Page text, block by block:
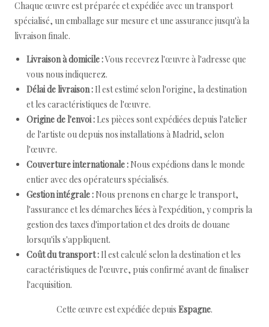
Chaque œuvre est préparée et expédiée avec un transport
spécialisé, un emballage sur mesure et une assurance jusqu'à la
livraison finale.
Livraison à domicile :Vous recevrez l'œuvre à l'adresse que
vous nous indiquerez.
Délai de livraison : Il est estimé selon l'origine, la destination
et les caractéristiques de l'œuvre.
Origine de l'envoi : Les pièces sont expédiées depuis l'atelier
de l'artiste ou depuis nos installations à Madrid, selon
l'œuvre.
Couverture internationale : Nous expédions dans le monde
entier avec des opérateurs spécialisés.
Gestion intégrale : Nous prenons en charge le transport,
l'assurance et les démarches liées à l'expédition, y compris la
gestion des taxes d'importation et des droits de douane
lorsqu'ils s'appliquent.
Coût du transport : Il est calculé selon la destination et les
caractéristiques de l'œuvre, puis confirmé avant de finaliser
l'acquisition.
Cette œuvre est expédiée depuis Espagne.